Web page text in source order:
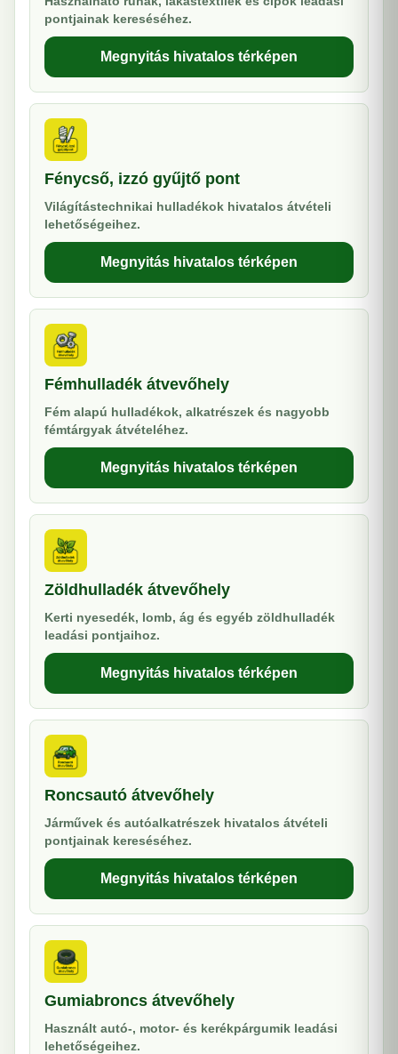
pontjainak kereséséhez.
Megnyitás hivatalos térképen
Fénycső, izzó gyűjtő pont
Világítástechnikai hulladékok hivatalos átvételi
lehetőségeihez.
Megnyitás hivatalos térképen
Fémhulladék átvevőhely
Fém alapú hulladékok, alkatrészek és nagyobb
fémtárgyak átvételéhez.
Megnyitás hivatalos térképen
Zöldhulladék átvevőhely
Kerti nyesedék, lomb, ág és egyéb zöldhulladék
leadási pontjaihoz.
Megnyitás hivatalos térképen
Roncsautó átvevőhely
Járművek és autóalkatrészek hivatalos átvételi
pontjainak kereséséhez.
Megnyitás hivatalos térképen
Gumiabroncs átvevőhely
Használt autó-, motor- és kerékpárgumik leadási
lehetőségeihez.